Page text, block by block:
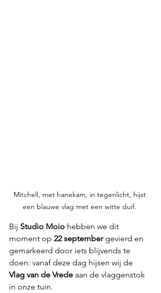
Mitchell, met hanekam, in tegenlicht, hijst
een blauwe vlag met een witte duif.
Bij Studio Moio hebben we dit
moment op 22 september gevierd en
gemarkeerd door iets blijvends te
doen: vanaf deze dag hijsen wij de
Vlag van de Vrede aan de vlaggenstok
in onze tuin.